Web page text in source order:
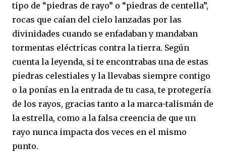
tipo de “piedras de rayo” o “piedras de centella”,
rocas que caían del cielo lanzadas por las
divinidades cuando se enfadaban y mandaban
tormentas eléctricas contra la tierra. Según
cuenta la leyenda, si te encontrabas una de estas
piedras celestiales y la llevabas siempre contigo
o la ponías en la entrada de tu casa, te protegería
de los rayos, gracias tanto a la marca-talismán de
la estrella, como a la falsa creencia de que un
rayo nunca impacta dos veces en el mismo
punto.